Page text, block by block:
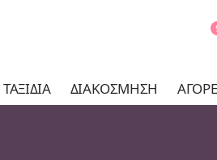
ΤΑΞΊΔΙΑ ΔΙΑΚΌΣΜΗΣΗ